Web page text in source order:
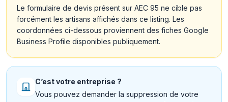
Le formulaire de devis présent sur AEC 95 ne cible pas
forcément les artisans affichés dans ce listing. Les
coordonnées ci-dessous proviennent des fiches Google
Business Profile disponibles publiquement.
C’est votre entreprise ?
Vous pouvez demander la suppression de votre